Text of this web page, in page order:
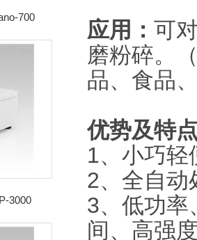
700
3000
应用： 可
磨粉碎。
品、食品
优势及特
1、小巧轻
2、全自动
3、低功率
间、高强